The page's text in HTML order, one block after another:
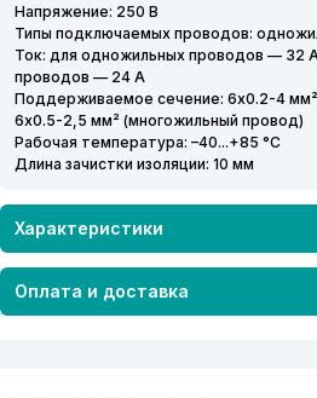
Напряжение: 250 В
Типы подключаемых проводов:
Ток: для одножильных проводов — 32
проводов — 24 А
Поддерживаемое сечение: 6x0.2-4
6x0.5-2,5 мм² (многожильный провод)
Рабочая температура: –40...+85 °C
Длина зачистки изоляции: 10 мм
Характеристики
Оплата и доставка